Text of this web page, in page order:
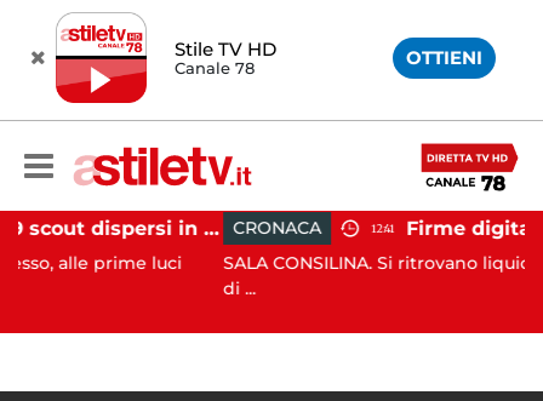
Stile TV HD
Canale 78 OTTIENI
Tramonti, 19 scout dispersi in montagna salvati dai vigili del fuoco
prime luci
CRONACA 12:41
SALA CONSILINA. Si ritrovano liquidatori e